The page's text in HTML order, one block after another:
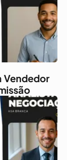
Vendedor